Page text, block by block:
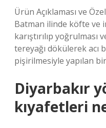
Ürün Açıklaması ve
Batman ilinde köfte ve
karıştırılıp
tereyağı dökülerek acı
pişirilmesiyle yapılan
Diyarbakır
kıyafetleri